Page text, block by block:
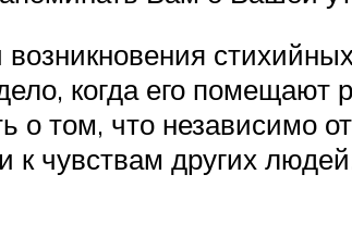
когда его
о том, что независимо
чувствам других